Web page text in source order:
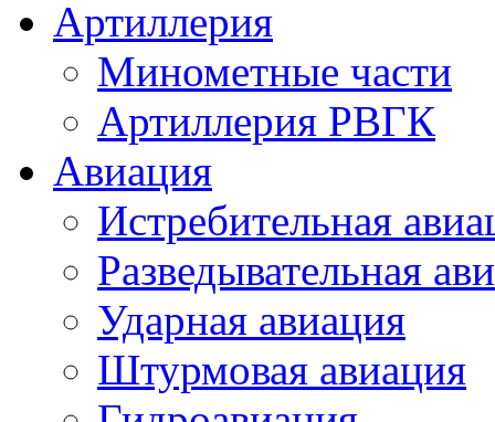
Артиллерия
Минометные части
Артиллерия РВГК
Авиация
Истребительная
Разведывательная
Ударная авиация
Штурмовая авиация